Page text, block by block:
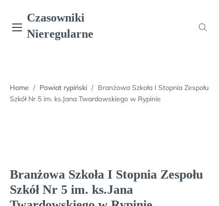
content
Czasowniki
Nieregularne
Home / Powiat rypiński / Branżowa Szkoła I Stopnia Zespołu
Szkół Nr 5 im. ks.Jana Twardowskiego w Rypinie
Branżowa Szkoła I Stopnia Zespołu
Szkół Nr 5 im. ks.Jana